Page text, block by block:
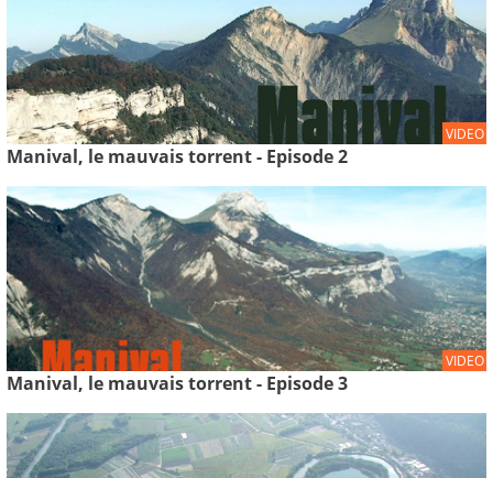
VIDEO
Manival, le mauvais torrent - Episode 2
VIDEO
Manival, le mauvais torrent - Episode 3